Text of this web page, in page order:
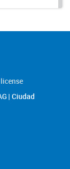
| Ciudad